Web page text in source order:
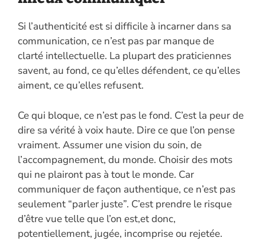
Si l’authenticité est si difficile à incarner dans sa
communication, ce n’est pas par manque de
clarté intellectuelle. La plupart des praticiennes
savent, au fond, ce qu’elles défendent, ce qu’elles
aiment, ce qu’elles refusent.
Ce qui bloque, ce n’est pas le fond. C’est la peur de
dire sa vérité à voix haute. Dire ce que l’on pense
vraiment. Assumer une vision du soin, de
l’accompagnement, du monde. Choisir des mots
qui ne plairont pas à tout le monde. Car
communiquer de façon authentique, ce n’est pas
seulement “parler juste”. C’est prendre le risque
d’être vue telle que l’on est,et donc,
potentiellement, jugée, incomprise ou rejetée.